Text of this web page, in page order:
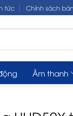
tức Chính sách
Âm thanh